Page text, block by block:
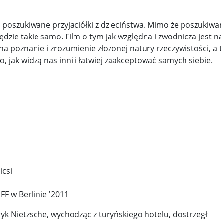
...
o l ... Potężne trzęsienie ziemi u wybrzeży Rosji. Alarm n ...
... Dr Mirosław Oczkoś o rekonstrukcji rządu: Nie było ...
o ... Znów niespokojnie w Azji. Tajlandia oskarża Kambod ...
w Wa ...
przyjaciółki z dzieciństwa. Mimo że
takie samo. Film o tym jak względna i zwodnicza jest
poznanie i zrozumienie złożonej natury rzeczywistości, a
jak widzą nas inni i łatwiej zaakceptować samych siebie.
w Berlinie '2011
Nietzsche, wychodząc z turyńskiego hotelu, dostrzegł